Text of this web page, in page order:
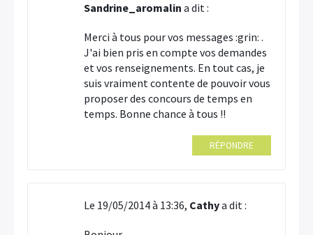
Sandrine_aromalin a dit :
Merci à tous pour vos messages :grin: .
J'ai bien pris en compte vos demandes
et vos renseignements. En tout cas, je
suis vraiment contente de pouvoir vous
proposer des concours de temps en
temps. Bonne chance à tous !!
RÉPONDRE
Le 19/05/2014 à 13:36, Cathya dit :